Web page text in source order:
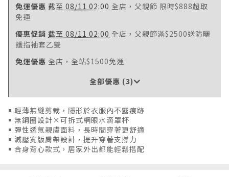
免運優惠 截至 08/11 02:00 全店，父親節 限時$888超取
免運
優惠促銷 截至 08/11 02:00 全店，父親節滿$2500送防曬
護指袖套乙雙
免運優惠 全店，全站$1500免運
全部優惠 (3)
￭ 輕薄無縫剪裁，隱形於衣服內不露痕跡
￭ 無鋼圈設計×可拆式網眼水滴罩杯
￭ 彈性透氣親膚面料，長時間穿著更舒適
￭ 減壓寬版肩帶設計，提升穿著支撐力
￭ 合身背心款式，居家外出都能輕鬆搭配